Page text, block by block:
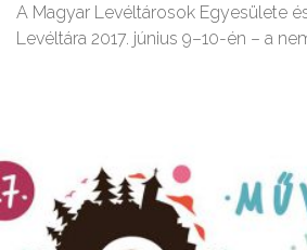
A Magyar Levéltárosok Egyesülete
Levéltára 2017. június 9–10-én – a